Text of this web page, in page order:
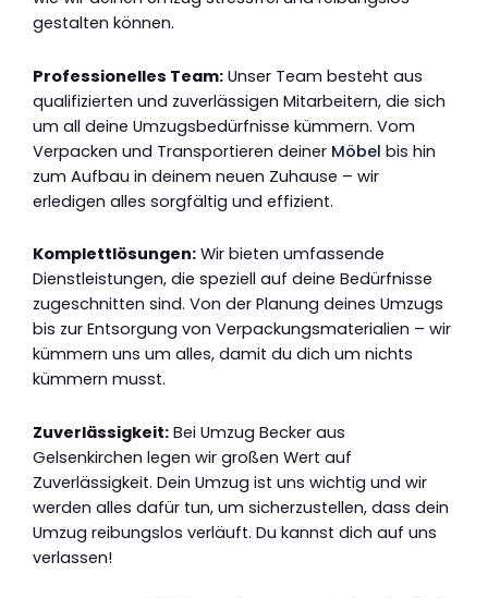
gestalten können.
Professionelles Team: Unser Team besteht aus
qualifizierten und zuverlässigen Mitarbeitern, die sich
um all deine Umzugsbedürfnisse kümmern. Vom
Verpacken und Transportieren deiner Möbel bis hin
zum Aufbau in deinem neuen Zuhause – wir
erledigen alles sorgfältig und effizient.
Komplettlösungen: Wir bieten umfassende
Dienstleistungen, die speziell auf deine Bedürfnisse
zugeschnitten sind. Von der Planung deines Umzugs
bis zur Entsorgung von Verpackungsmaterialien – wir
kümmern uns um alles, damit du dich um nichts
kümmern musst.
Zuverlässigkeit: Bei Umzug Becker aus
Gelsenkirchen legen wir großen Wert auf
Zuverlässigkeit. Dein Umzug ist uns wichtig und wir
werden alles dafür tun, um sicherzustellen, dass dein
Umzug reibungslos verläuft. Du kannst dich auf uns
verlassen!